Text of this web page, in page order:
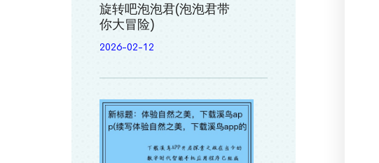
旋转吧泡泡君(泡泡君带
你大冒险)
2026-02-12